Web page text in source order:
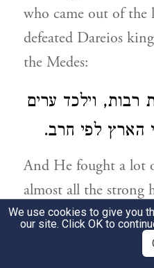
who came out of
defeated Dareios
the Medes:
רבות, וילכד ערים
הארץ לפי חרב.
And He fought a lot
almost all the strong
all the kings of the
ארץ, וייקח
We use cookies to give you
our site. Click OK to